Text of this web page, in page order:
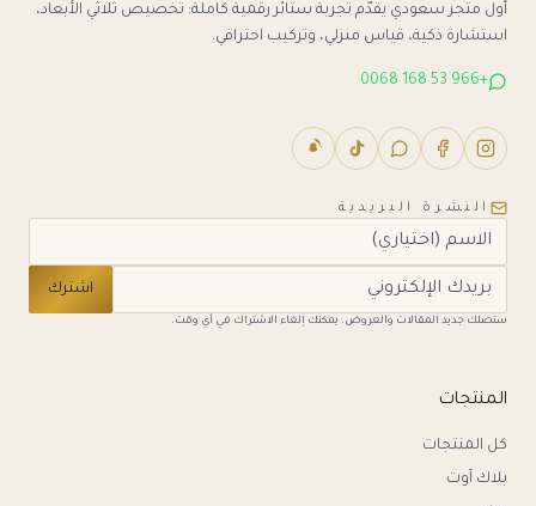
أول متجر سعودي يقدّم تجربة ستائر رقمية كاملة: تخصيص ثلاثي الأبعاد،
استشارة ذكية، قياس منزلي، وتركيب احترافي.
+966 53 168 0068
النشرة البريدية
اشترك
ستصلك جديد المقالات والعروض. يمكنك إلغاء الاشتراك في أي وقت.
المنتجات
كل المنتجات
بلاك آوت